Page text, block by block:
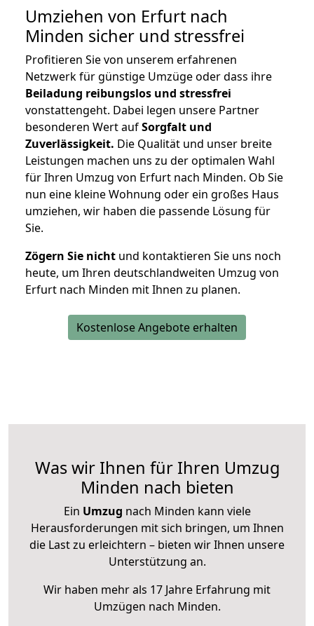
Umziehen von Erfurt nach
Minden sicher und stressfrei
Profitieren Sie von unserem erfahrenen
Netzwerk für günstige Umzüge oder dass ihre
Beiladung reibungslos und stressfrei
vonstattengeht. Dabei legen unsere Partner
besonderen Wert aufSorgfalt und
Zuverlässigkeit. Die Qualität und unser breite
Leistungen machen uns zu der optimalen Wahl
für Ihren Umzug von Erfurt nach Minden. Ob Sie
nun eine kleine Wohnung oder ein großes Haus
umziehen, wir haben die passende Lösung für
Sie.
Zögern Sie nicht und kontaktieren Sie uns noch
heute, um Ihren deutschlandweiten Umzug von
Erfurt nach Minden mit Ihnen zu planen.
Kostenlose Angebote erhalten
Was wir Ihnen für Ihren Umzug
Minden nach bieten
Ein Umzug nach Minden kann viele
Herausforderungen mit sich bringen, um Ihnen
die Last zu erleichtern – bieten wir Ihnen unsere
Unterstützung an.
Wir haben mehr als 17 Jahre Erfahrung mit
Umzügen nach Minden.